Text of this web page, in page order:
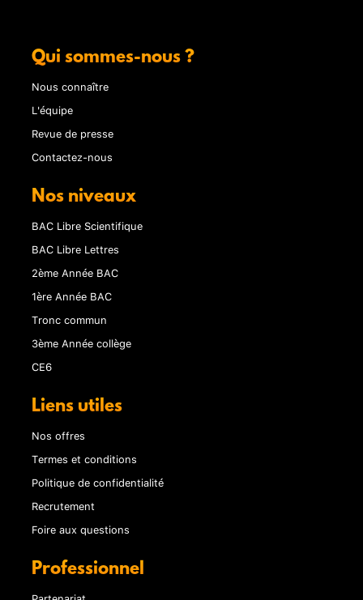
Qui sommes-nous ?
Nous connaître
L'équipe
Revue de presse
Contactez-nous
Nos niveaux
BAC Libre Scientifique
BAC Libre Lettres
2ème Année BAC
1ère Année BAC
Tronc commun
3ème Année collège
CE6
Liens utiles
Nos offres
Termes et conditions
Politique de confidentialité
Recrutement
Foire aux questions
Professionnel